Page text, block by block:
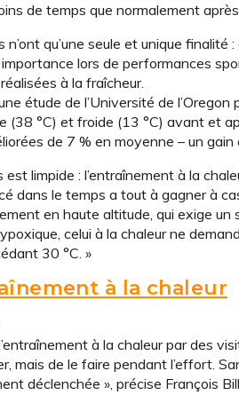
de temps que normalement
qu’une seule et unique
lors de performances
à la fraîcheur.
étude de l’Université de
(38 °C) et froide (13 °C) avant et
de 7 % en moyenne – un gain
limpide : l’entraînement à la
dans le temps a tout à gagner à
en haute altitude, qui exige
celui à la chaleur ne
30 °C. »
à la chaleur
à la chaleur par des
mais de le faire pendant l’effort.
déclenchée », précise François